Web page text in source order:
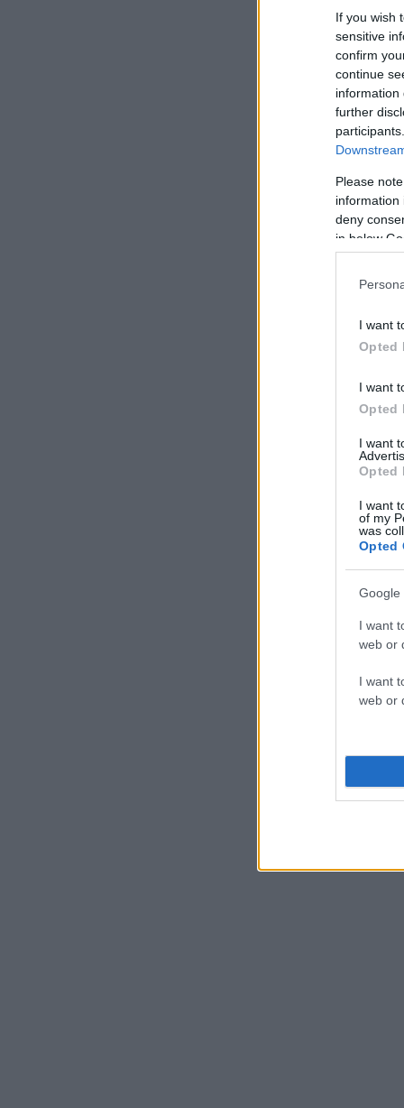
If you wish
sensitive
confirm
continue
information
further
Please
information
deny
in below
I want
Opted
I want
Opted
I want
Opted
I want
of my
was
Opted
Google
I want
web or
I want
web or